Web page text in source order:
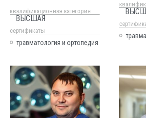
квалификационная категория
ВЫСШАЯ
cертификаты
травматология и ортопедия